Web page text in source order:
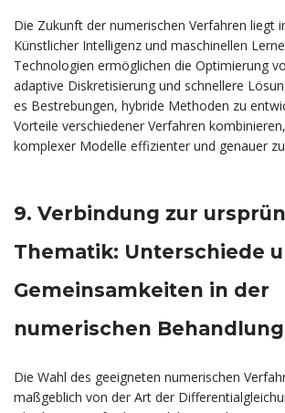
Die Zukunft der numerischen Verfahren liegt
Künstlicher Intelligenz und maschinellen
Technologien ermöglichen die Optimierung
adaptive Diskretisierung und schnellere
es Bestrebungen, hybride Methoden zu
Vorteile verschiedener Verfahren
komplexer Modelle effizienter und genauer
9. Verbindung zur
Thematik: Unterschiede
Gemeinsamkeiten in der
numerischen Behandlung
Die Wahl des geeigneten numerischen
maßgeblich von der Art der